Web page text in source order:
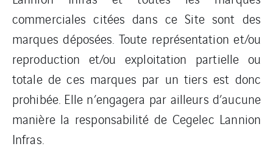
commerciales citées dans ce Site sont des
marques déposées. Toute représentation et/ou
reproduction et/ou exploitation partielle ou
totale de ces marques par un tiers est donc
prohibée. Elle n’engagera par ailleurs d’aucune
manière la responsabilité de Cegelec Lannion
Infras.